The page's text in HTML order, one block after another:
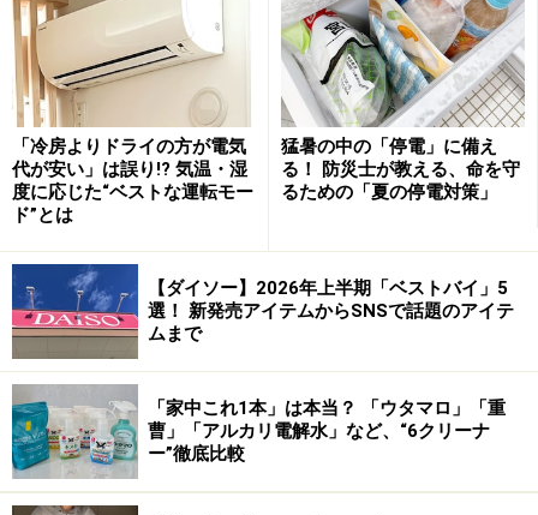
あまりに気温が高い日が続く場合は、じゃがいもや玉ね
ぎは冷蔵庫の野菜室で保存するほうがいいでしょう。排
水口の汚れは常に取り除くようにして、髪の毛を溜めな
いことが大切です。生ごみはポリ袋に入れてキッチリと
縛っておくことで、仮にコバエが発生しても袋の中でと
どまらせることができます。
意外に多い！ 室内の植物から虫……
観葉植物の土に注意
観葉植物を室内に置いていたら土から虫が発生してい
た、という話もよく聞きます。土には虫の卵が入ってい
「冷房よりドライの方が電気
代が安い」は誤り!? 気温・湿
度に応じた“ベストな運転モー
ド”とは
猛暑の中の「停電」に備え
る！ 防災士が教える、命を守
るための「夏の停電対策」
【ダイソー】2026年上半期「ベストバイ」5
選！ 新発売アイテムからSNSで話題のアイテ
ムまで
「家中これ1本」は本当？ 「ウタマロ」「重
曹」「アルカリ電解水」など、“6クリーナ
ー”徹底比較